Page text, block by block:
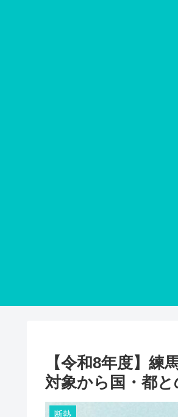
【令和8年度】
対象から国・都
断熱